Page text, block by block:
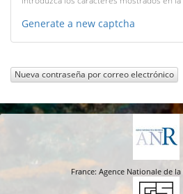
Generate a new captcha
Nueva contraseña por correo electrónico
France: Agence Nationale de la